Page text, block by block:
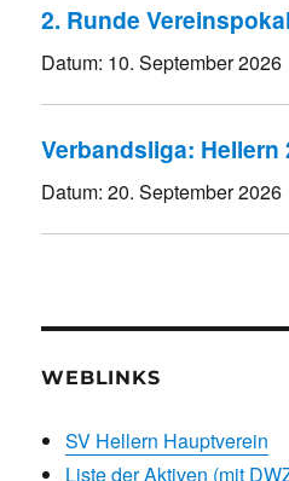
2. Runde Vereinspokal
Datum: 10. September 2026
Verbandsliga: Hellern
Datum:20. September 2026
WEBLINKS
SV Hellern Hauptverein
Liste der Aktiven (mit